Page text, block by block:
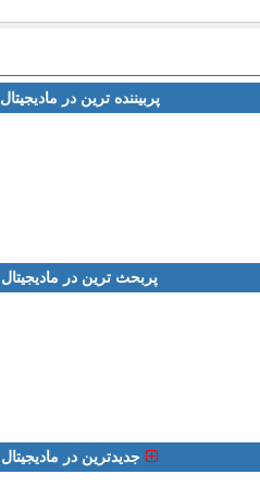
پربیننده ترین در مادیجیتال
پربحث ترین در مادیجیتال
جدیدترین در مادیجیتال